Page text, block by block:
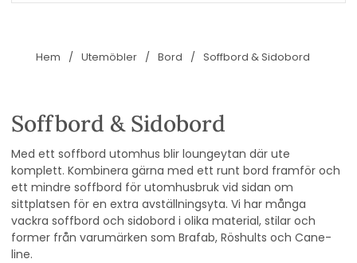
Hem Utemöbler Bord Soffbord & Sidobord
Soffbord & Sidobord
Med ett soffbord utomhus blir loungeytan där ute
komplett. Kombinera gärna med ett runt bord framför och
ett mindre soffbord för utomhusbruk vid sidan om
sittplatsen för en extra avställningsyta. Vi har många
vackra soffbord och sidobord i olika material, stilar och
former från varumärken som Brafab, Röshults och Cane-
line.